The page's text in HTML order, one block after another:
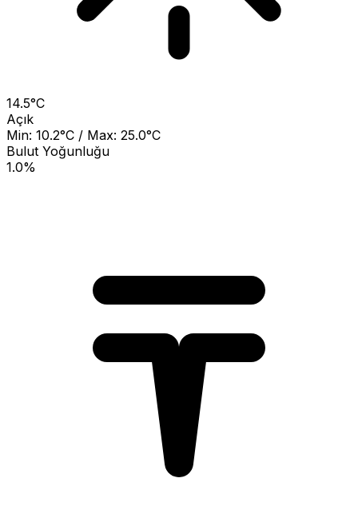
14.5°C
Açık
Min: 10.2°C / Max: 25.0°C
Bulut Yoğunluğu
1.0%